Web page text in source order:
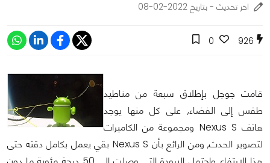
اخر تحديث - بتاريخ 2022-02-08
926
0
قامت جوجل بإطلاق سبعة من مناطيد
طقس إلى الفضاء, على كل منها يوجد
هاتف Nexus S ومجموعة من الكاميرات
لتصوير الحدث, ومن الرائع بأن Nexus S بقي يعمل بكامل دقته حتى